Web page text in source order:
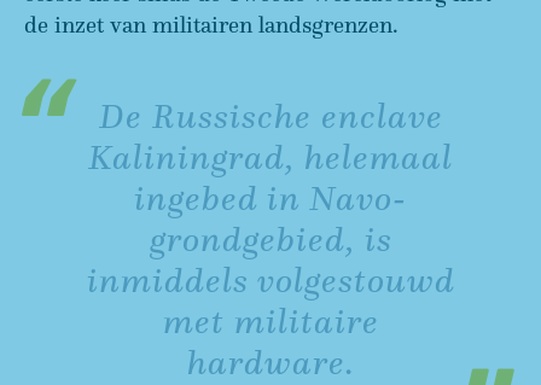
de inzet van militairen landsgrenzen.
De Russische enclave
Kaliningrad, helemaal
ingebed in Navo-
grondgebied, is
inmiddels volgestouwd
met militaire
hardware.